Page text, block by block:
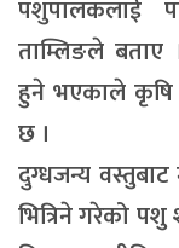
पशुपालकलाई
ताम्लिङले बताए
हुने भएकाले कृषि
छ ।
दुग्धजन्य
भित्रिने गरेको